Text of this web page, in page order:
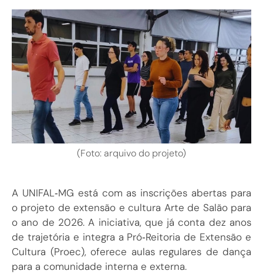
(Foto: arquivo do projeto)
A UNIFAL‑MG está com as inscrições abertas para
o projeto de extensão e cultura Arte de Salão para
o ano de 2026. A iniciativa, que já conta dez anos
de trajetória e integra a Pró‑Reitoria de Extensão e
Cultura (Proec), oferece aulas regulares de dança
para a comunidade interna e externa.